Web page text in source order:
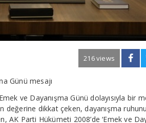
216 views
Günü mesajı
ve Dayanışma Günü dolayısıyla bir
değerine dikkat çeken, dayanışma
AK Parti Hükümeti 2008’de ‘Emek ve